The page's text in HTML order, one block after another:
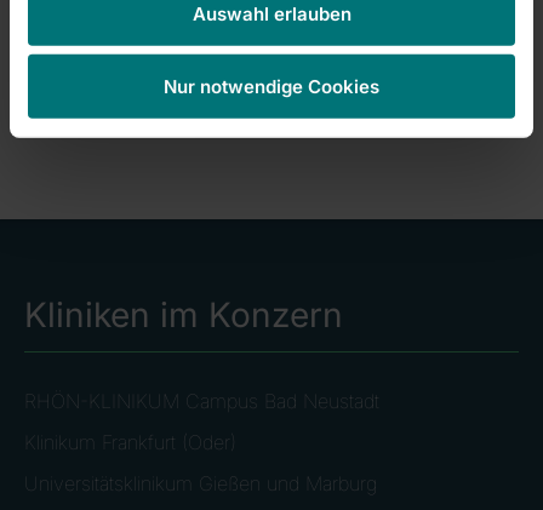
Auswahl erlauben
Nur notwendige Cookies
Kliniken im Konzern
RHÖN-KLINIKUM Campus Bad Neustadt
Klinikum Frankfurt (Oder)
Universitätsklinikum Gießen und Marburg